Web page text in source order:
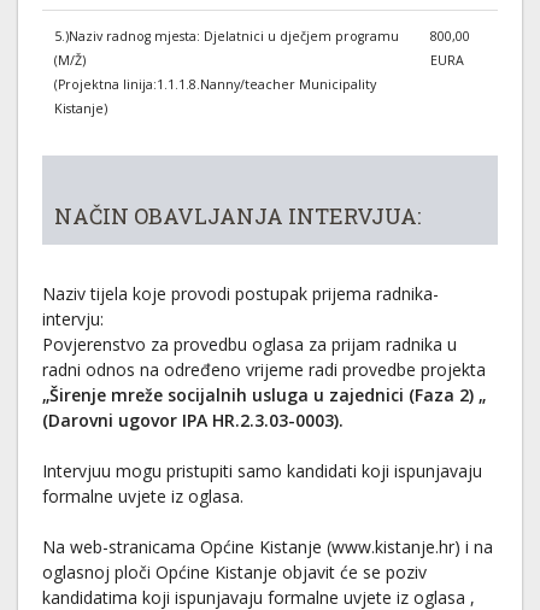
5.)Naziv radnog mjesta: Djelatnici u dječjem programu
(M/Ž)
(Projektna linija:1.1.1.8.Nanny/teacher Municipality
Kistanje)
800,00
EURA
NAČIN OBAVLJANJA INTERVJUA:
Naziv tijela koje provodi postupak prijema radnika-
intervju:
Povjerenstvo za provedbu oglasa za prijam radnika u
radni odnos na određeno vrijeme radi provedbe projekta
„Širenje mreže socijalnih usluga u zajednici (Faza 2) „
(Darovni ugovor IPA HR.2.3.03-0003).
Intervjuu mogu pristupiti samo kandidati koji ispunjavaju
formalne uvjete iz oglasa.
Na web-stranicama Općine Kistanje (www.kistanje.hr) i na
oglasnoj ploči Općine Kistanje objavit će se poziv
kandidatima koji ispunjavaju formalne uvjete iz oglasa ,